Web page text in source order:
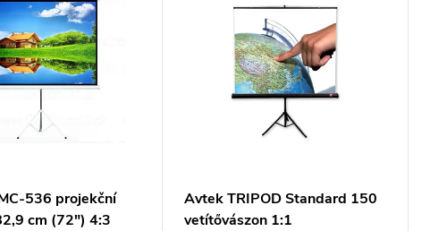
536 projekční
cm (72") 4:3
Avtek TRIPOD Standard 150
vetítővászon 1:1